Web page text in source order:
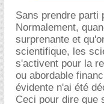
Sans prendre parti
Normalement,
surprenante et
scientifique, les
s'activent pour la
ou abordable
évidente n'ai été
Ceci pour dire que